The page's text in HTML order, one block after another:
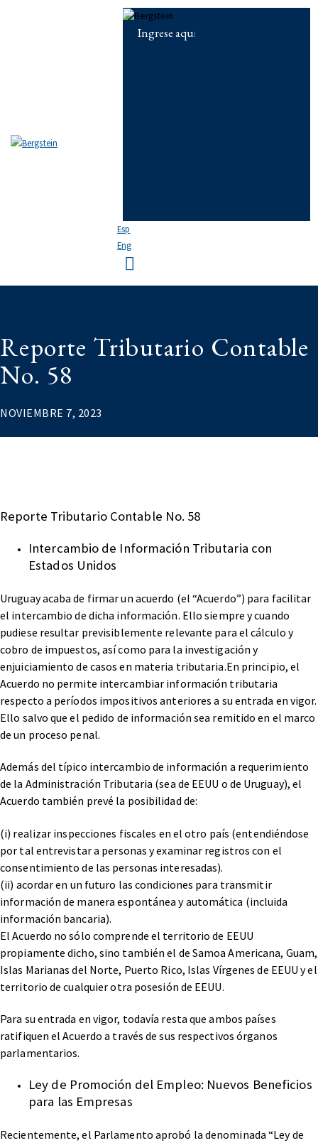
Skip to sidebarSkip to footer
Esp
Eng
NOTICIAS
Reporte Tributario Contable
No. 58
NOVIEMBRE 7, 2023
Reporte Tributario Contable No. 58
Intercambio de Información Tributaria con
Estados Unidos
Uruguay acaba de firmar un acuerdo (el “Acuerdo”) para facilitar
el intercambio de dicha información. Ello siempre y cuando
pudiese resultar previsiblemente relevante para el cálculo y
cobro de impuestos, así como para la investigación y
enjuiciamiento de casos en materia tributaria.En principio, el
Acuerdo no permite intercambiar información tributaria
respecto a períodos impositivos anteriores a su entrada en vigor.
Ello salvo que el pedido de información sea remitido en el marco
de un proceso penal.
Además del típico intercambio de información a requerimiento
de la Administración Tributaria (sea de EEUU o de Uruguay), el
Acuerdo también prevé la posibilidad de:
(i) realizar inspecciones fiscales en el otro país (entendiéndose
por tal entrevistar a personas y examinar registros con el
consentimiento de las personas interesadas).
(ii) acordar en un futuro las condiciones para transmitir
información de manera espontánea y automática (incluida
información bancaria).
El Acuerdo no sólo comprende el territorio de EEUU
propiamente dicho, sino también el de Samoa Americana, Guam,
Islas Marianas del Norte, Puerto Rico, Islas Vírgenes de EEUU y el
territorio de cualquier otra posesión de EEUU.
Para su entrada en vigor, todavía resta que ambos países
ratifiquen el Acuerdo a través de sus respectivos órganos
parlamentarios.
Ley de Promoción del Empleo: Nuevos Beneficios
para las Empresas
Recientemente, el Parlamento aprobó la denominada “Ley de